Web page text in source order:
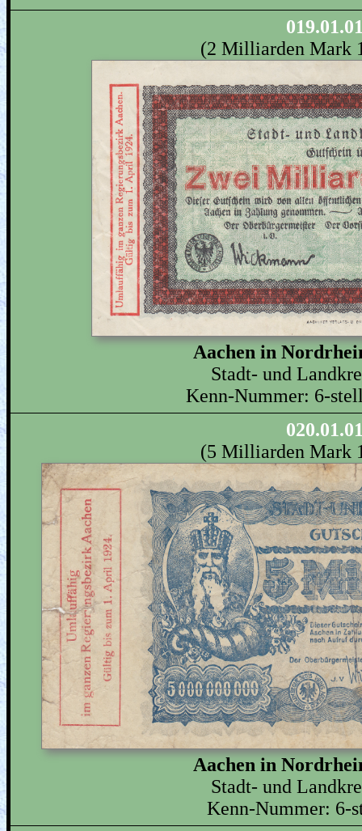
(2 Milliarden Mark
Aachen in
Stadt- und
Kenn-Nummer: 6-
(5 Milliarden Mark
Aachen in
Stadt- und
Kenn-Nummer: 6-